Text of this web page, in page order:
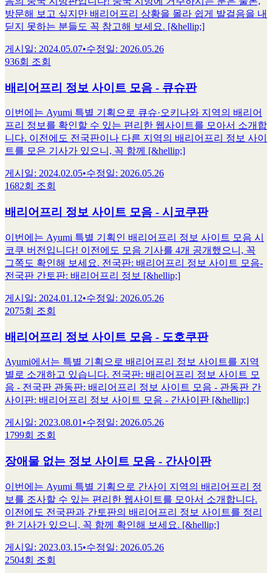
방문해 보고 싶지만 배리어프리 상황을 몰라 쉽게 발걸음을 내
딛지 못하는 분들도 꼭 참고해 보세요. [&hellip;]
게시일: 2024.05.07•수정일: 2026.05.26
936회 조회
배리어프리 정보 사이트 모음 - 큐슈판
이번에는 Ayumi 특별 기획으로 큐슈·오키나와 지역의 배리어
프리 정보를 확인할 수 있는 편리한 웹사이트를 모아서 소개합
니다. 이전에도 전국판이나 다른 지역의 배리어프리 정보 사이
트를 모은 기사가 있으니, 꼭 함께 [&hellip;]
게시일: 2024.02.05•수정일: 2026.05.26
1682회 조회
배리어프리 정보 사이트 모음 - 시코쿠판
이번에는 Ayumi 특별 기획인 배리어프리 정보 사이트 모음 시
코쿠 버전입니다! 이전에도 모음 기사를 4개 공개했으니, 꼭
그쪽도 확인해 보세요. 전국판: 배리어프리 정보 사이트 모음-
전국판 간토판: 배리어프리 정보 [&hellip;]
게시일: 2024.01.12•수정일: 2026.05.26
2075회 조회
배리어프리 정보 사이트 모음 - 도호쿠판
Ayumi에서는 특별 기획으로 배리어프리 정보 사이트를 지역
별로 소개하고 있습니다. 전국판: 배리어프리 정보 사이트 모
음 - 전국판 관동판: 배리어프리 정보 사이트 모음 - 관동판 간
사이판: 배리어프리 정보 사이트 모음 - 간사이판 [&hellip;]
게시일: 2023.08.01 •수정일: 2026.05.26
1799회 조회
장애물 없는 정보 사이트 모음 - 간사이판
이번에는 Ayumi 특별 기획으로 간사이 지역의 배리어프리 정
보를 조사할 수 있는 편리한 웹사이트를 모아서 소개합니다.
이전에도 전국판과 간토판의 배리어프리 정보 사이트를 정리
한 기사가 있으니, 꼭 함께 확인해 보세요. [&hellip;]
게시일: 2023.03.15•수정일: 2026.05.26
2504회 조회